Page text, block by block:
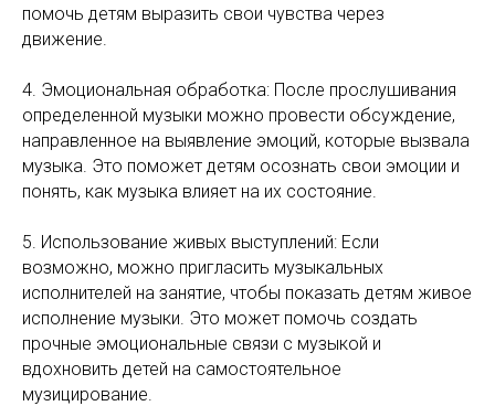
помочь детям выразить свои чувства через
движение.
4. Эмоциональная обработка: После прослушивания
определенной музыки можно провести обсуждение,
направленное на выявление эмоций, которые вызвала
музыка. Это поможет детям осознать свои эмоции и
понять, как музыка влияет на их состояние.
5. Использование живых выступлений: Если
возможно, можно пригласить музыкальных
исполнителей на занятие, чтобы показать детям живое
исполнение музыки. Это может помочь создать
прочные эмоциональные связи с музыкой и
вдохновить детей на самостоятельное
музицирование.